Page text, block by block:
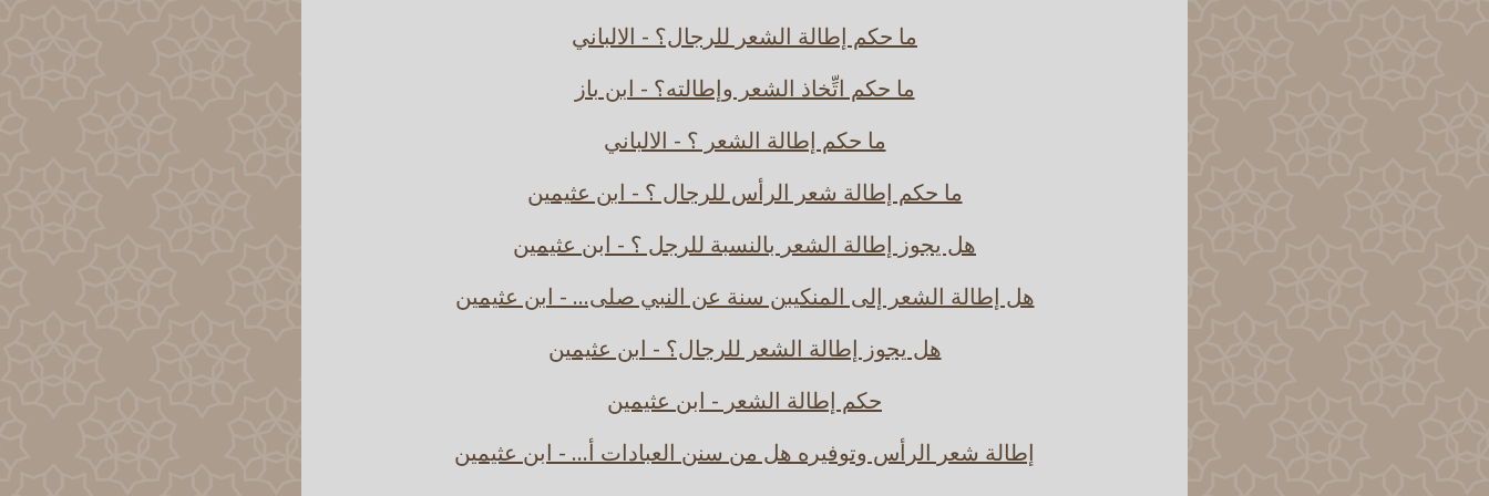
ما حكم إطالة الشعر للرجال؟ - الالباني
ما حكم اتِّخاذ الشعر وإطالته؟ - ابن باز
ما حكم إطالة الشعر ؟ - الالباني
ما حكم إطالة شعر الرأس للرجال ؟ - ابن عثيمين
هل يجوز إطالة الشعر بالنسبة للرجل ؟ - ابن عثيمين
هل إطالة الشعر إلى المنكيبن سنة عن النبي صلى... - ابن عثيمين
هل يجوز إطالة الشعر للرجال؟ - ابن عثيمين
حكم إطالة الشعر - ابن عثيمين
إطالة شعر الرأس وتوفيره هل من سنن العبادات أ... - ابن عثيمين